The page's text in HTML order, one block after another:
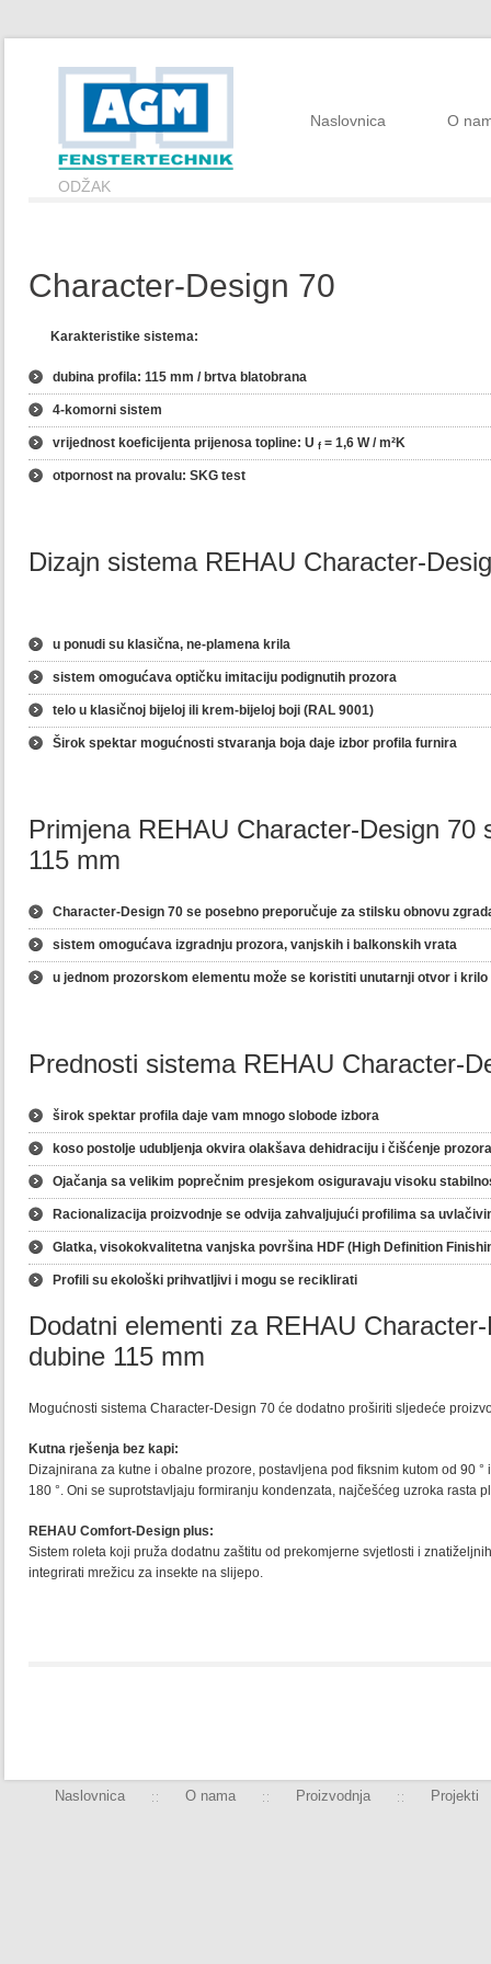
ODŽAK
Naslovnica O
Character-Design 70
Karakteristike sistema:
dubina profila: 115 mm / brtva blatobrana
4-komorni sistem
vrijednost koeficijenta prijenosa topline: U f = 1,6 W / m²K
otpornost na provalu: SKG test
Dizajn sistema REHAU
u ponudi su klasična, ne-plamena krila
sistem omogućava optičku imitaciju podignutih prozora
telo u klasičnoj bijeloj ili krem-bijeloj boji (RAL 9001)
Širok spektar mogućnosti stvaranja boja daje izbor profila furnira
Primjena REHAU Character-Design 70
115 mm
Character-Design 70 se posebno preporučuje za stilsku obnovu
sistem omogućava izgradnju prozora, vanjskih i balkonskih vrata
u jednom prozorskom elementu može se koristiti unutarnji otvor i
Prednosti sistema REHAU Character-
širok spektar profila daje vam mnogo slobode izbora
koso postolje udubljenja okvira olakšava dehidraciju i čišćenje prozora
Ojačanja sa velikim poprečnim presjekom osiguravaju visoku
Racionalizacija proizvodnje se odvija zahvaljujući profilima sa
Glatka, visokokvalitetna vanjska površina HDF (High
Profili su ekološki prihvatljivi i mogu se reciklirati
Dodatni elementi za REHAU
dubine 115 mm
Mogućnosti sistema Character-Design 70 će dodatno proširiti sljedeće
Kutna rješenja bez kapi:
Dizajnirana za kutne i obalne prozore, postavljena pod fiksnim kutom od 90
180 °. Oni se suprotstavljaju formiranju kondenzata, najčešćeg uzroka rasta
REHAU Comfort-Design plus:
Sistem roleta koji pruža dodatnu zaštitu od prekomjerne svjetlosti i
integrirati mrežicu za insekte na slijepo.
Naslovnica O nama Proizvodnja Projekti